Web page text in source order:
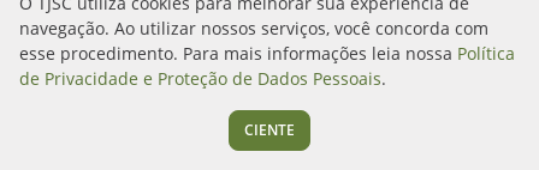
navegação. Ao utilizar nossos serviços, você concorda com
esse procedimento. Para mais informações leia nossa Política
de Privacidade e Proteção de Dados Pessoais.
CIENTE
financeiras derivadas do limite de crédito.
§ 1º Qualquer pessoa física ou jurídica poderá contratar
hipoteca nos termos do art. 1.487 do Código Civil para
garantia de dívidas condicionadas ou futuras, desde que o
contrato a ser garantido seja preexistente, vedada a